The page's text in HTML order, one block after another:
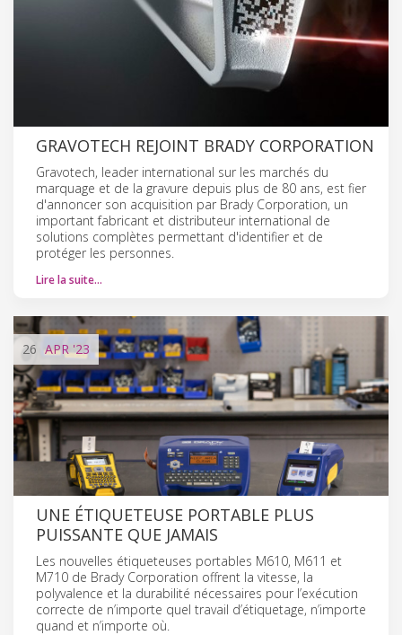
GRAVOTECH REJOINT BRADY CORPORATION
Gravotech, leader international sur les marchés du
marquage et de la gravure depuis plus de 80 ans, est fier
d'annoncer son acquisition par Brady Corporation, un
important fabricant et distributeur international de
solutions complètes permettant d'identifier et de
protéger les personnes.
Lire la suite…
26 APR'23
UNE ÉTIQUETEUSE PORTABLE PLUS
PUISSANTE QUE JAMAIS
Les nouvelles étiqueteuses portables M610, M611 et
M710 de Brady Corporation offrent la vitesse, la
polyvalence et la durabilité nécessaires pour l’exécution
correcte de n’importe quel travail d’étiquetage, n’importe
quand et n’importe où.